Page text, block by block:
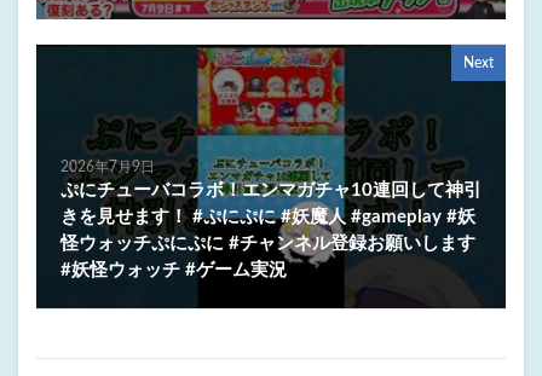
Next
2026年7月9日
ぷにチューバコラボ！エンマガチャ10連回して神引
きを見せます！ #ぷにぷに #妖魔人 #gameplay #妖
怪ウォッチぷにぷに #チャンネル登録お願いします
#妖怪ウォッチ #ゲーム実況